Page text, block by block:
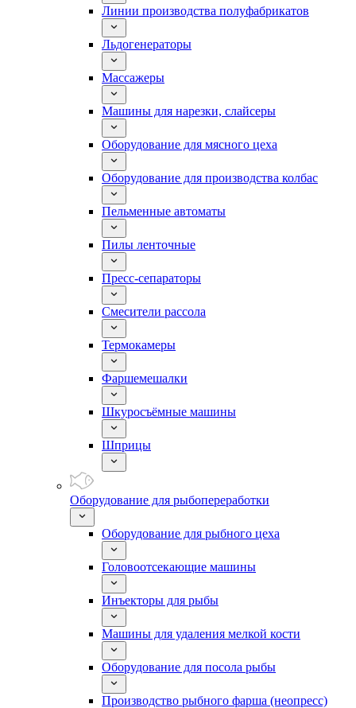
Линии производства полуфабрикатов
Льдогенераторы
Массажеры
Машины для нарезки, слайсеры
Оборудование для мясного цеха
Оборудование для производства колбас
Пельменные автоматы
Пилы ленточные
Пресс-сепараторы
Смесители рассола
Термокамеры
Фаршемешалки
Шкуросъёмные машины
Шприцы
Оборудование для рыбопереработки
Оборудование для рыбного цеха
Головоотсекающие машины
Инъекторы для рыбы
Машины для удаления мелкой кости
Оборудование для посола рыбы
Производство рыбного фарша (неопресс)